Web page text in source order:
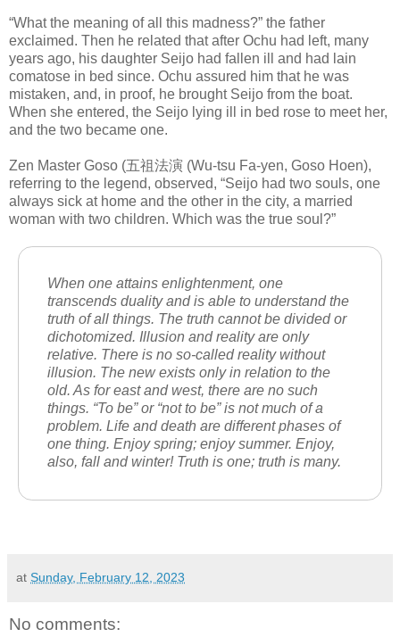
“What the meaning of all this madness?” the father
exclaimed. Then he related that after Ochu had left, many
years ago, his daughter Seijo had fallen ill and had lain
comatose in bed since. Ochu assured him that he was
mistaken, and, in proof, he brought Seijo from the boat.
When she entered, the Seijo lying ill in bed rose to meet her,
and the two became one.
Zen Master Goso (五祖法演 (Wu-tsu Fa-yen, Goso Hoen),
referring to the legend, observed, “Seijo had two souls, one
always sick at home and the other in the city, a married
woman with two children. Which was the true soul?”
When one attains enlightenment, one
transcends duality and is able to understand the
truth of all things. The truth cannot be divided or
dichotomized. Illusion and reality are only
relative. There is no so-called reality without
illusion. The new exists only in relation to the
old. As for east and west, there are no such
things. “To be” or “not to be” is not much of a
problem. Life and death are different phases of
one thing. Enjoy spring; enjoy summer. Enjoy,
also, fall and winter! Truth is one; truth is many.
at Sunday, February 12, 2023
No comments: